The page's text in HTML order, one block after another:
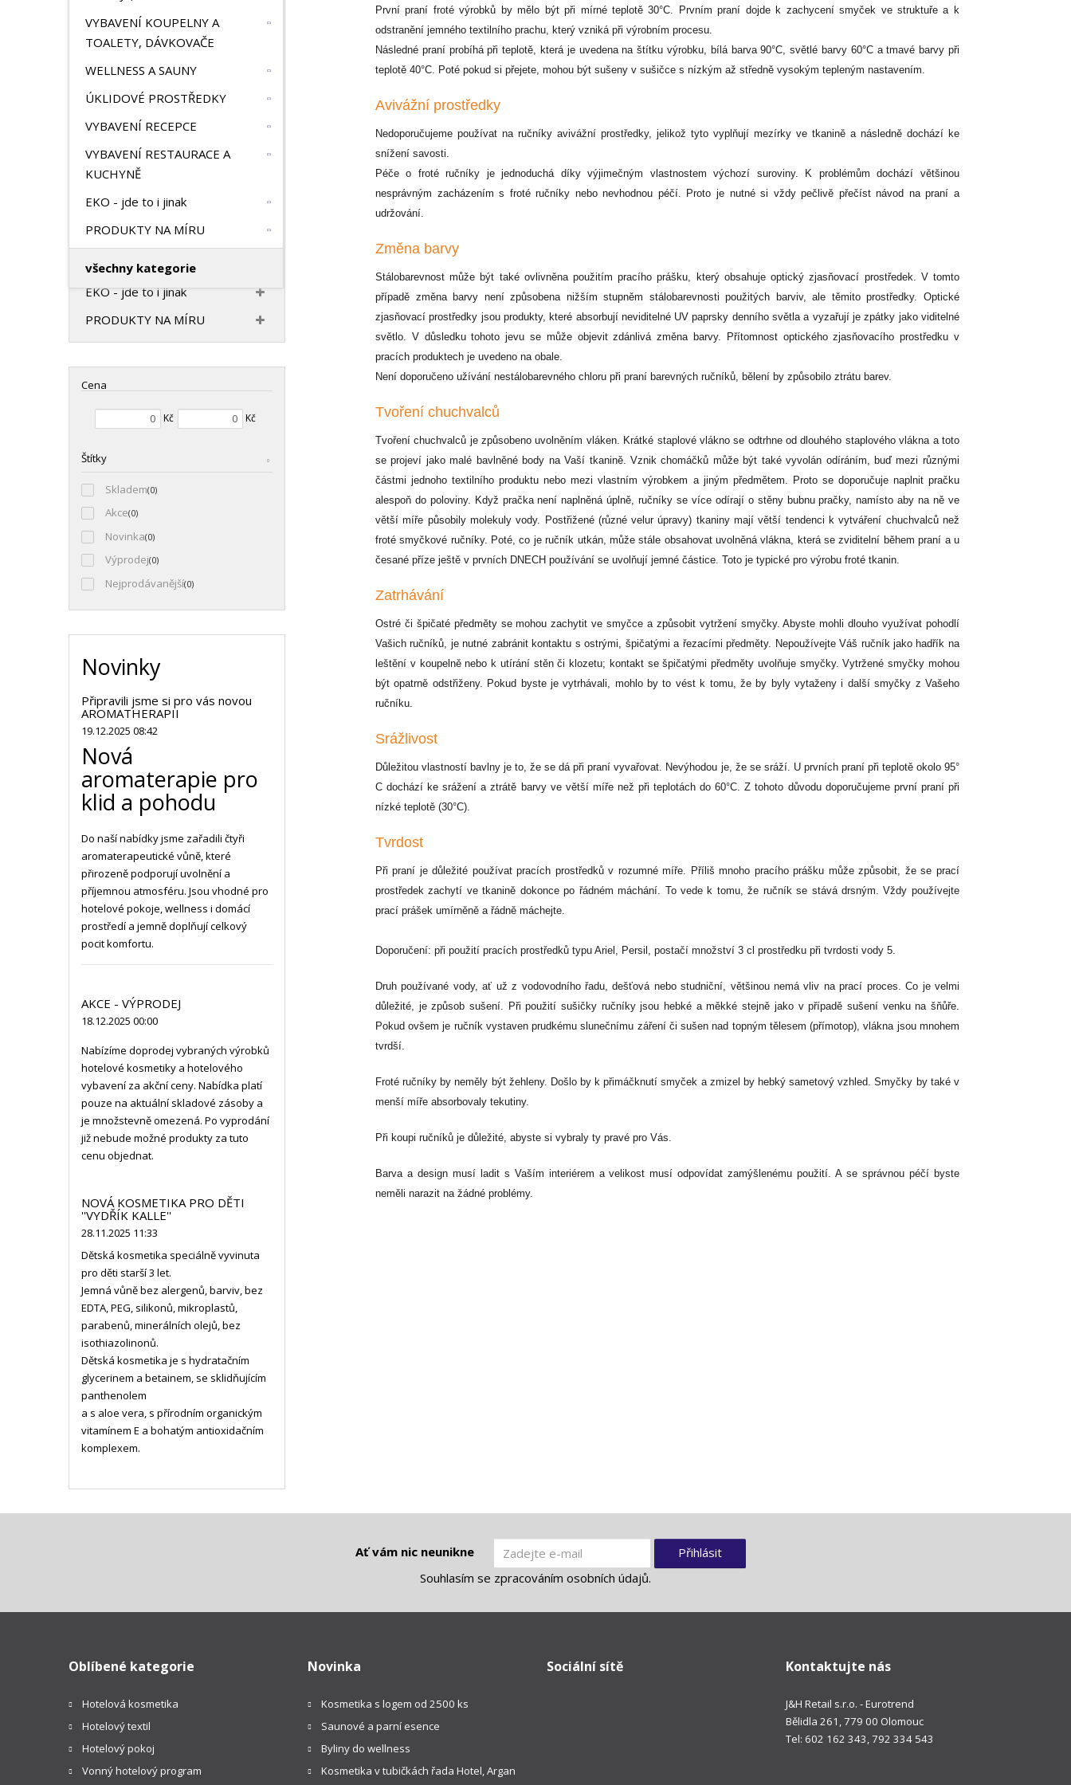
e
VYBAVENÍ KOUPELNY A
TOALETY, DÁVKOVAČE
WELLNESS A SAUNY
ÚKLIDOVÉ PROSTŘEDKY
VYBAVENÍ RECEPCE
VYBAVENÍ RESTAURACE A
KUCHYNĚ
EKO - jde to i jinak
PRODUKTY NA MÍRU
všechny kategorie
První praní froté výrobků by mělo být při mírné teplotě 30°C. Prvním praní dojde k zachycení smyček ve struktuře a k
odstranění jemného textilního prachu, který vzniká při výrobním procesu.
Následné praní probíhá při teplotě, která je uvedena na štítku výrobku, bílá barva 90°C, světlé barvy 60°C a tmavé barvy při
teplotě 40°C. Poté pokud si přejete, mohou být sušeny v sušičce s nízkým až středně vysokým tepleným nastavením.
Avivážní prostředky
Nedoporučujeme používat na ručníky avivážní prostředky, jelikož tyto vyplňují mezírky ve tkanině a následně dochází ke
snížení savosti.
Péče o froté ručníky je jednoduchá díky výjimečným vlastnostem výchozí suroviny. K problémům dochází většinou
nesprávným zacházením s froté ručníky nebo nevhodnou péčí. Proto je nutné si vždy pečlivě přečíst návod na praní a
udržování.
Změna barvy
Stálobarevnost může být také ovlivněna použitím pracího prášku, který obsahuje optický zjasňovací prostředek. V tomto
případě změna barvy není způsobena nižším stupněm stálobarevnosti použitých barviv, ale těmito prostředky. Optické
zjasňovací prostředky jsou produkty, které absorbují neviditelné UV paprsky denního světla a vyzařují je zpátky jako viditelné
světlo. V důsledku tohoto jevu se může objevit zdánlivá změna barvy. Přítomnost optického zjasňovacího prostředku v
pracích produktech je uvedeno na obale.
Není doporučeno užívání nestálobarevného chloru při praní barevných ručníků, bělení by způsobilo ztrátu barev.
Tvoření chuchvalců
Tvoření chuchvalců je způsobeno uvolněním vláken. Krátké staplové vlákno se odtrhne od dlouhého staplového vlákna a toto
se projeví jako malé bavlněné body na Vaší tkanině. Vznik chomáčků může být také vyvolán odíráním, buď mezi různými
částmi jednoho textilního produktu nebo mezi vlastním výrobkem a jiným předmětem. Proto se doporučuje naplnit pračku
alespoň do poloviny. Když pračka není naplněná úplně, ručníky se více odírají o stěny bubnu pračky, namísto aby na ně ve
větší míře působily molekuly vody. Postřižené (různé velur úpravy) tkaniny mají větší tendenci k vytváření chuchvalců než
froté smyčkové ručníky. Poté, co je ručník utkán, může stále obsahovat uvolněná vlákna, která se zviditelní během praní a u
česané příze ještě v prvních DNECH používání se uvolňují jemné částice. Toto je typické pro výrobu froté tkanin.
Zatrhávání
Ostré či špičaté předměty se mohou zachytit ve smyčce a způsobit vytržení smyčky. Abyste mohli dlouho využívat pohodlí
Vašich ručníků, je nutné zabránit kontaktu s ostrými, špičatými a řezacími předměty. Nepoužívejte Váš ručník jako hadřík na
leštění v koupelně nebo k utírání stěn či klozetu; kontakt se špičatými předměty uvolňuje smyčky. Vytržené smyčky mohou
být opatrně odstřiženy. Pokud byste je vytrhávali, mohlo by to vést k tomu, že by byly vytaženy i další smyčky z Vašeho
ručníku.
Srážlivost
Důležitou vlastností bavlny je to, že se dá při praní vyvařovat. Nevýhodou je, že se sráží. U prvních praní při teplotě okolo 95°
C dochází ke srážení a ztrátě barvy ve větší míře než při teplotách do 60°C. Z tohoto důvodu doporučujeme první praní při
nízké teplotě (30°C).
Tvrdost
Při praní je důležité používat pracích prostředků v rozumné míře. Příliš mnoho pracího prášku může způsobit, že se prací
prostředek zachytí ve tkanině dokonce po řádném máchání. To vede k tomu, že ručník se stává drsným. Vždy používejte
prací prášek umírněně a řádně máchejte.
Doporučení: při použití pracích prostředků typu Ariel, Persil, postačí množství 3 cl prostředku při tvrdosti vody 5.
Druh používané vody, ať už z vodovodního řadu, dešťová nebo studniční, většinou nemá vliv na prací proces. Co je velmi
důležité, je způsob sušení. Při použití sušičky ručníky jsou hebké a měkké stejně jako v případě sušení venku na šňůře.
Pokud ovšem je ručník vystaven prudkému slunečnímu záření či sušen nad topným tělesem (přímotop), vlákna jsou mnohem
tvrdší.
Froté ručníky by neměly být žehleny. Došlo by k přimáčknutí smyček a zmizel by hebký sametový vzhled. Smyčky by také v
menší míře absorbovaly tekutiny.
Při koupi ručníků je důležité, abyste si vybraly ty pravé pro Vás.
Barva a design musí ladit s Vaším interiérem a velikost musí odpovídat zamýšlenému použití. A se správnou péčí byste
neměli narazit na žádné problémy.
VONNÝ PROGRAM
VYBAVENÍ HOTELOVÉHO
TOALETY, DÁVKOVAČE
WELLNESS A SAUNY
VYBAVENÍ RESTAURACE A
KUCHYNĚ
EKO - jde to i jinak
PRODUKTY NA MÍRU
Cena
Min. hodnota Kč Max. hodnota Kč
Štítky
Skladem(0)
Akce(0)
Novinka(0)
Výprodej(0)
Nejprodávanější(0)
Novinky
Připravili jsme si pro vás novou
AROMATHERAPII
19.12.2025 08:42
Nová
aromaterapie pro
klid a pohodu
Do naší nabídky jsme zařadili čtyři
aromaterapeutické vůně, které
přirozeně podporují uvolnění a
příjemnou atmosféru. Jsou vhodné pro
hotelové pokoje, wellness i domácí
prostředí a jemně doplňují celkový
pocit komfortu.
AKCE - VÝPRODEJ
18.12.2025 00:00
Nabízíme doprodej vybraných výrobků
hotelové kosmetiky a hotelového
vybavení za akční ceny. Nabídka platí
pouze na aktuální skladové zásoby a
je množstevně omezená. Po vyprodání
již nebude možné produkty za tuto
cenu objednat.
NOVÁ KOSMETIKA PRO DĚTI
''VYDŘÍK KALLE''
28.11.2025 11:33
Dětská kosmetika speciálně vyvinuta
pro děti starší 3 let.
Jemná vůně bez alergenů, barviv, bez
EDTA, PEG, silikonů, mikroplastů,
parabenů, minerálních olejů, bez
isothiazolinonů.
Dětská kosmetika je s hydratačním
glycerinem a betainem, se sklidňujícím
panthenolem
a s aloe vera, s přírodním organickým
vitamínem E a bohatým antioxidačním
komplexem.
Ať vám nic neunikne
Přihlásit
Souhlasím se zpracováním osobních údajů.
Oblíbené kategorie
Hotelová kosmetika
Hotelový textil
Hotelový pokoj
Vonný hotelový program
Novinka
Kosmetika s logem od 2500 ks
Saunové a parní esence
Byliny do wellness
Kosmetika v tubičkách řada Hotel, Argan
Sociální sítě Kontaktujte nás
J&H Retail s.r.o. - Eurotrend
Bělidla 261, 779 00 Olomouc
Tel: 602 162 343, 792 334 543